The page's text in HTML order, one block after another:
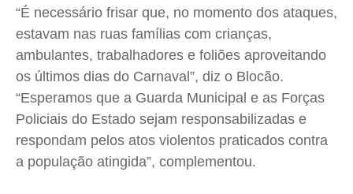
“É necessário frisar que, no momento dos ataques,
estavam nas ruas famílias com crianças,
ambulantes, trabalhadores e foliões aproveitando
os últimos dias do Carnaval”, diz o Blocão.
“Esperamos que a Guarda Municipal e as Forças
Policiais do Estado sejam responsabilizadas e
respondam pelos atos violentos praticados contra
a população atingida”, complementou.